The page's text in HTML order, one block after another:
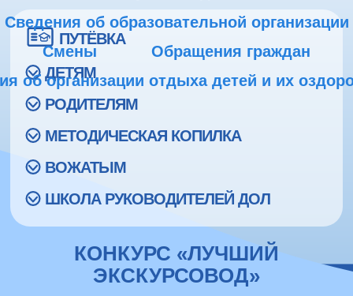
Сведения об образовательной организации
Смены
Обращения граждан
об организации отдыха детей и их
ПУТЁВКА
ДЕТЯМ
РОДИТЕЛЯМ
МЕТОДИЧЕСКАЯ КОПИЛКА
ВОЖАТЫМ
ШКОЛА РУКОВОДИТЕЛЕЙ ДОЛ
КОНКУРС «ЛУЧШИЙ
ЭКСКУРСОВОД»